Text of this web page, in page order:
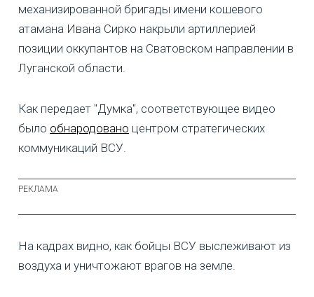
механизированной бригады имени кошевого
атамана Ивана Сирко накрыли артиллерией
позиции оккупантов на Сватовском направлении в
Луганской области.
Как передает "Думка", соответствующее видео
было обнародовано центром стратегических
коммуникаций ВСУ.
На кадрах видно, как бойцы ВСУ выслеживают из
воздуха и уничтожают врагов на земле.